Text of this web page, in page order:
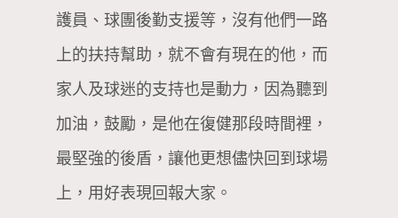
護員、球團後勤支援等，沒有他們一路
上的扶持幫助，就不會有現在的他，而
家人及球迷的支持也是動力，因為聽到
加油，鼓勵，是他在復健那段時間裡，
最堅強的後盾，讓他更想儘快回到球場
上，用好表現回報大家。